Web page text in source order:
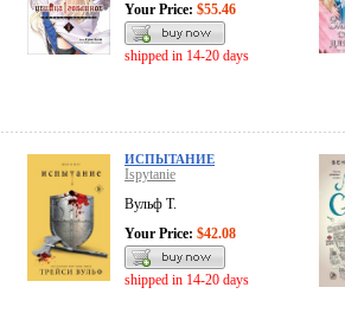
Your Price: $55.46
shipped in 14-20 days
ИСПЫТАНИЕ
Ispytanie
Вульф Т.
Your Price: $42.08
shipped in 14-20 days